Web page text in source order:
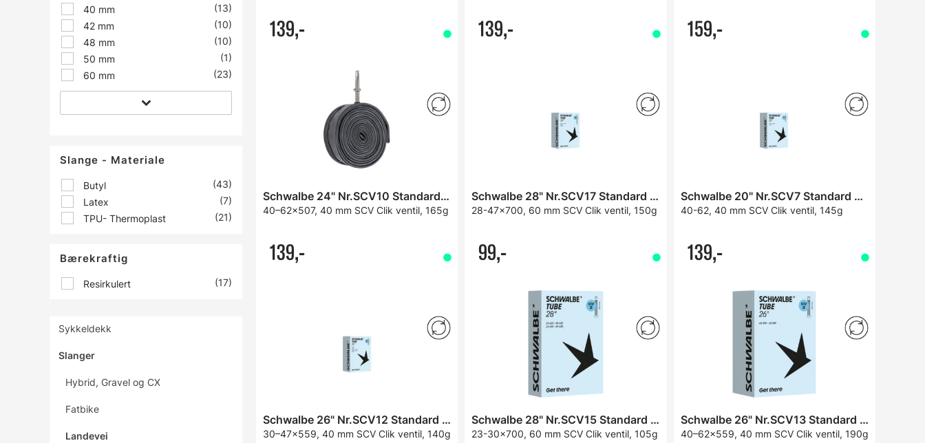
40 mm
(13)
42 mm
(10)
48 mm
(10)
50 mm
(1)
60 mm
(23)
Slange - Materiale
Butyl
(43)
Latex
(7)
TPU- Thermoplast
(21)
Bærekraftig
Resirkulert (17)
Sykkeldekk
Slanger
Hybrid, Gravel og CX
Fatbike
Landevei
139,- 139,- 159,-
Schwalbe 24" Nr.SCV10 Standard Slange
40–62x507, 40 mm SCV Clik ventil, 165g
139,-
Schwalbe 28" Nr.SCV17 Standard Slange
28-47x700, 60 mm SCV Clik ventil, 150g
99,-
Schwalbe 20" Nr.SCV7 Standard Slange
40-62, 40 mm SCV Clik ventil, 145g
139,-
Schwalbe 26" Nr.SCV12 Standard Slange
30–47x559, 40 mm SCV Clik ventil, 140g
Schwalbe 28" Nr.SCV15 Standard Slange
23-30x700, 60 mm SCV Clik ventil, 105g
Schwalbe 26" Nr.SCV13 Standard Slange
40–62x559, 40 mm SCV Clik ventil, 190g